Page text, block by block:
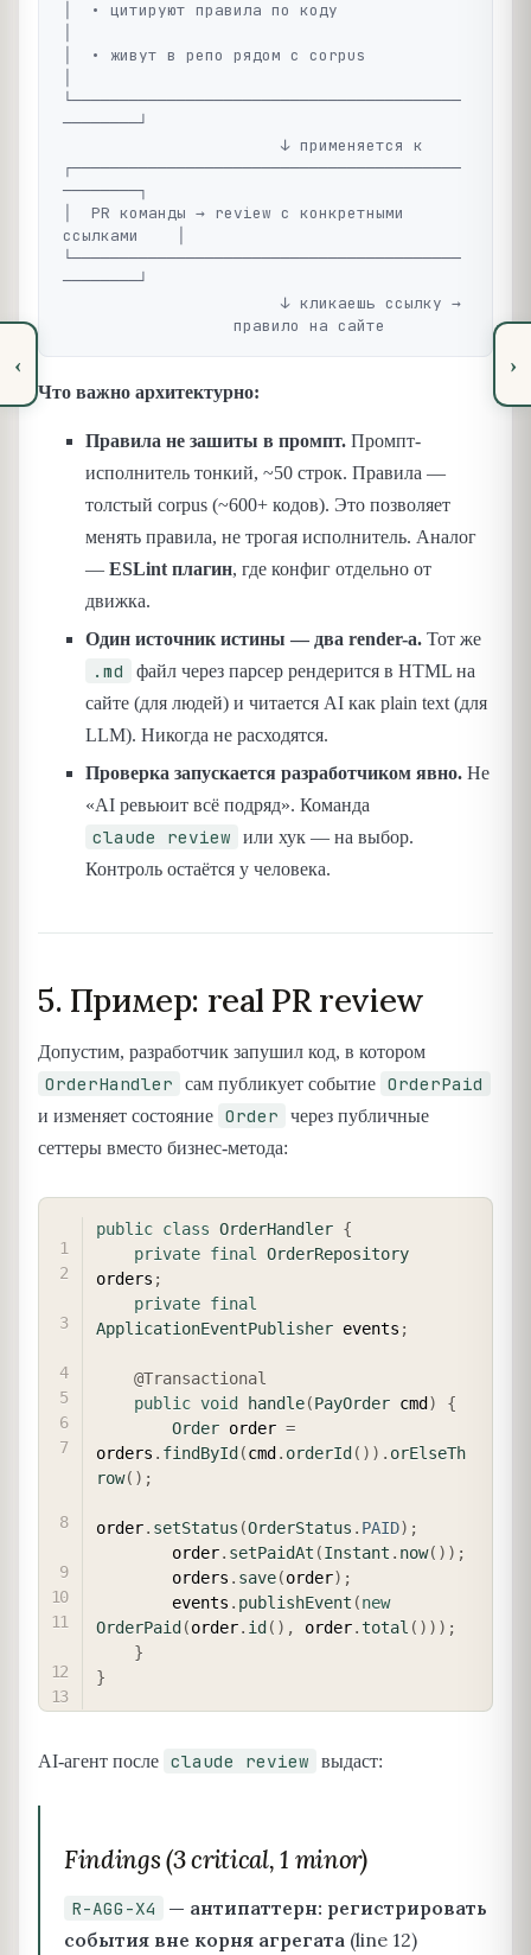
‹
│  • цитируют правила по коду
│  • живут в репо рядом с corpus
└─────────────────────────────────────────
────────┘
┌─────────────────────────────────────────
────────┐
│  PR команды → review с конкретными
ссылками    │
└─────────────────────────────────────────
────────┘
Что важно архитектурно:
Правила не зашиты в промпт. Промпт-
исполнитель тонкий, ~50 строк. Правила —
толстый corpus (~600+ кодов). Это позволяет
менять правила, не трогая исполнитель. Аналог
— ESLint плагин, где конфиг отдельно от
движка.
Один источник истины — два render-а. Тот же
.md
файл через парсер рендерится в HTML на
сайте (для людей) и читается AI как plain text (для
LLM). Никогда не расходятся.
Проверка запускается разработчиком явно. Не
«AI ревьюит всё подряд». Команда
claude review
или хук — на выбор.
Контроль остаётся у человека.
5. Пример: real PR review
Допустим, разработчик запушил код, в котором
OrderHandler сам публикует событие OrderPaid
и изменяет состояние Order
через публичные
сеттеры вместо бизнес-метода:
public class OrderHandler {
private final OrderRepository
orders ;
private final
ApplicationEventPublisher events ;
@Transactional
public void handle(PayOrder cmd )
{
Order order =
orders . findById (cmd . orderId ( ) ) . orElseTh
row( ) ;
order. setStatus (OrderStatus . PAID) ;
        order
. setPaidAt (Instant . now( ) ) ;
        orders
. save(order) ;
        events
. publishEvent (new
OrderPaid (order. id ( ) , order.total ( ) ) ) ;
}
}
AI-агент после claude review выдаст:
Findings (3 critical, 1 minor)
R-AGG-X4
— антипаттерн: регистрировать
события вне корня агрегата (line 12)
›